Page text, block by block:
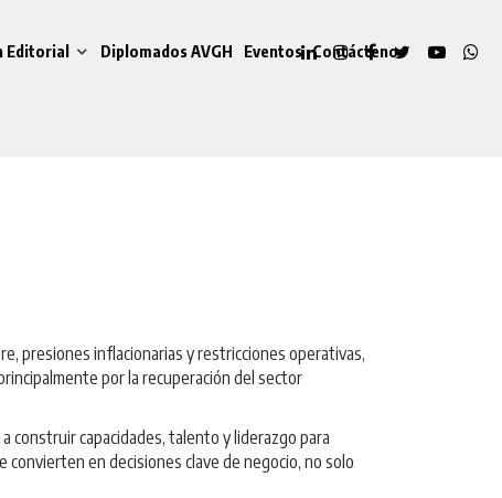
Editorial Diplomados AVGH Eventos Contáctenos
presiones inflacionarias y restricciones operativas,
por la recuperación del sector
construir capacidades, talento y liderazgo para
convierten en decisiones clave de negocio, no solo